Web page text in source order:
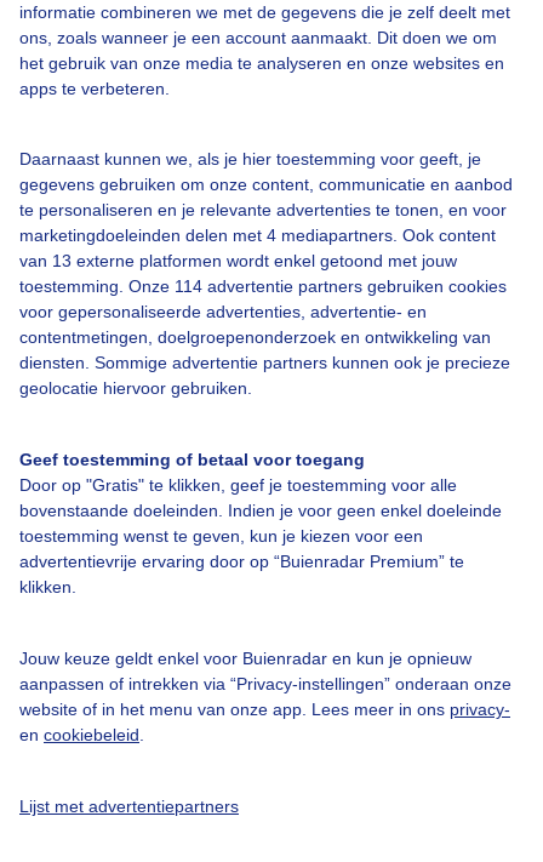
informatie combineren we met de gegevens die je zelf deelt met
ons, zoals wanneer je een account aanmaakt. Dit doen we om
het gebruik van onze media te analyseren en onze websites en
apps te verbeteren.
Daarnaast kunnen we, als je hier toestemming voor geeft, je
gegevens gebruiken om onze content, communicatie en aanbod
te personaliseren en je relevante advertenties te tonen, en voor
marketingdoeleinden delen met 4 mediapartners. Ook content
van 13 externe platformen wordt enkel getoond met jouw
toestemming. Onze 114 advertentie partners gebruiken cookies
voor gepersonaliseerde advertenties, advertentie- en
contentmetingen, doelgroepenonderzoek en ontwikkeling van
diensten. Sommige advertentie partners kunnen ook je precieze
geolocatie hiervoor gebruiken.
Geef toestemming of betaal voor toegang
Door op "Gratis" te klikken, geef je toestemming voor alle
bovenstaande doeleinden. Indien je voor geen enkel doeleinde
toestemming wenst te geven, kun je kiezen voor een
advertentievrije ervaring door op “Buienradar Premium” te
klikken.
Jouw keuze geldt enkel voor Buienradar en kun je opnieuw
aanpassen of intrekken via “Privacy-instellingen” onderaan onze
website of in het menu van onze app. Lees meer in ons privacy-
en cookiebeleid
Lijst met advertentiepartners
Een moment geduld aub...
Over Buienradar
Contact
Toegankelijkheid
Gebruikersvoorwaarden
Buienradar Team
Privacy beleid
Cookie beleid
Gratis weerdata